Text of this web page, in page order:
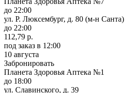
до 22:00
ул. Р. Люксембург, д. 80 (м-н Санта)
до 22:00
112,79 р.
под заказ в 12:00
10 августа
Забронировать
Планета Здоровья Аптека №1
до 18:00
ул. Славинского, д. 39